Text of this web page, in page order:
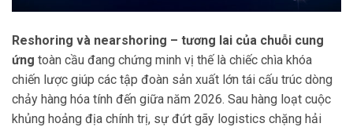
Reshoring và nearshoring – tương lai của chuỗi cung
ứng toàn cầu đang chứng minh vị thế là chiếc chìa khóa
chiến lược giúp các tập đoàn sản xuất lớn tái cấu trúc dòng
chảy hàng hóa tính đến giữa năm 2026. Sau hàng loạt cuộc
khủng hoảng địa chính trị, sự đứt gãy logistics chặng hải